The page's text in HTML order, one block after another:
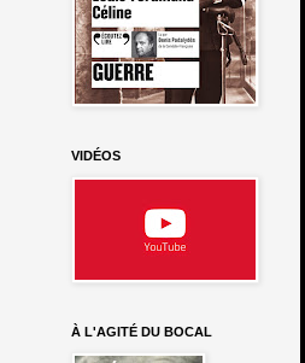
VIDÉOS
À L'AGITÉ DU BOCAL